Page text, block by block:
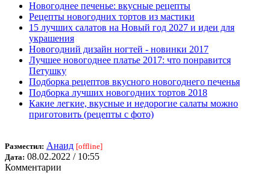
Новогоднее печенье: вкусные рецепты
Рецепты новогодних тортов из мастики
15 лучших салатов на Новый год 2027 и идеи для
украшения
Новогодний дизайн ногтей - новинки 2017
Лучшее новогоднее платье 2017: что понравится
Петушку
Подборка рецептов вкусного новогоднего печенья
Подборка лучших новогодних тортов 2018
Какие легкие, вкусные и недорогие салаты можно
приготовить (рецепты с фото)
Разместил: Анаид [offline]
Дата: 08.02.2022 / 10:55
Комментарии